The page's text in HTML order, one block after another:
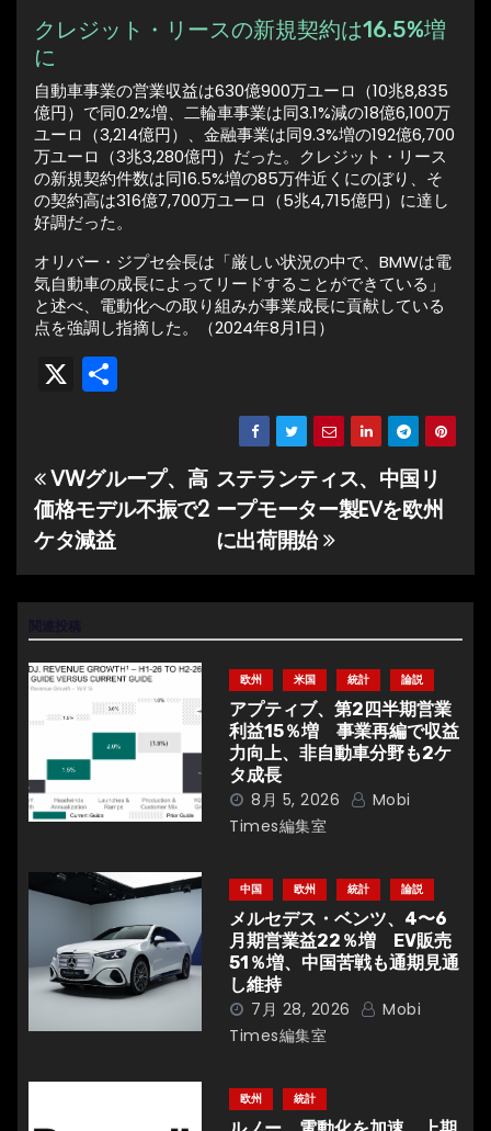
クレジット・リースの新規契約は16.5%増
に
自動車事業の営業収益は630億900万ユーロ（10兆8,835
億円）で同0.2%増、二輪車事業は同3.1%減の18億6,100万
ユーロ（3,214億円）、金融事業は同9.3%増の192億6,700
万ユーロ（3兆3,280億円）だった。クレジット・リース
の新規契約件数は同16.5%増の85万件近くにのぼり、そ
の契約高は316億7,700万ユーロ（5兆4,715億円）に達し
好調だった。
オリバー・ジプセ会長は「厳しい状況の中で、BMWは電
気自動車の成長によってリードすることができている」
と述べ、電動化への取り組みが事業成長に貢献している
点を強調し指摘した。（2024年8月1日）
X
投
稿
ナ
ゲ
ー
シ
ョ
ステランティス、中国リ
ープモーター製EVを欧州
に出荷開始
VWグループ、高
価格モデル不振で2
ケタ減益
欧州 米国 統計 論説
アプティブ、第2四半期営業
利益15％増 事業再編で収益
力向上、非自動車分野も2ケ
タ成長
8月 5, 2026
Mobi
Times編集室
中国 欧州 統計 論説
メルセデス・ベンツ、4〜6
月期営業益22％増 EV販売
51％増、中国苦戦も通期見通
し維持
7月 28, 2026
Mobi
Times編集室
欧州 統計